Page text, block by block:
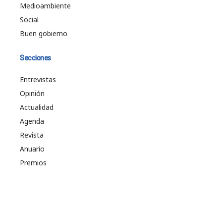
Medioambiente
Social
Buen gobierno
Secciones
Entrevistas
Opinión
Actualidad
Agenda
Revista
Anuario
Premios